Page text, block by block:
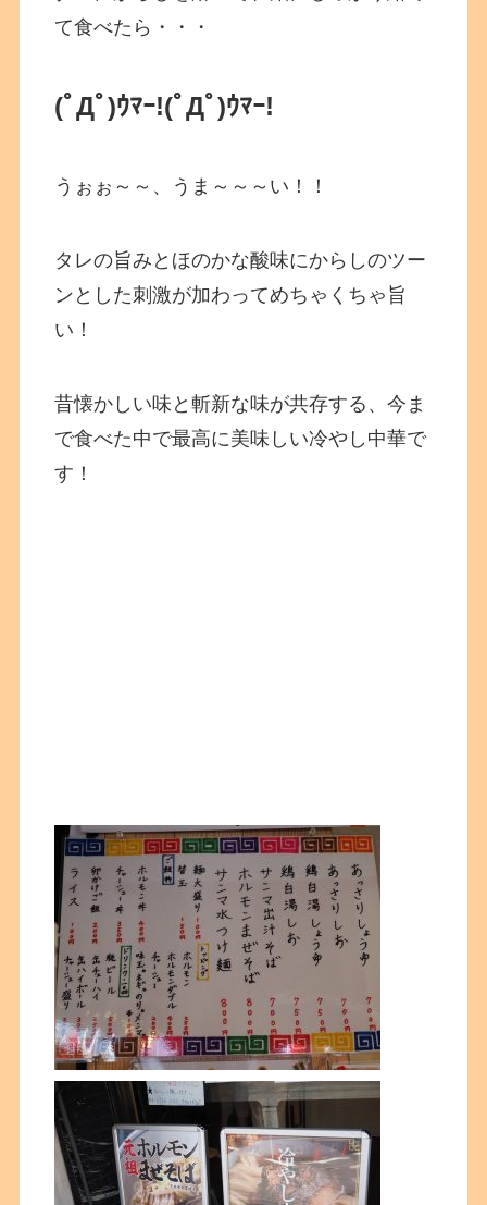
て食べたら・・・
(ﾟДﾟ)ｳﾏｰ!(ﾟДﾟ)ｳﾏｰ!
うぉぉ～～、うま～～～い！！
タレの旨みとほのかな酸味にからしのツー
ンとした刺激が加わってめちゃくちゃ旨
い！
昔懐かしい味と斬新な味が共存する、今ま
で食べた中で最高に美味しい冷やし中華で
す！